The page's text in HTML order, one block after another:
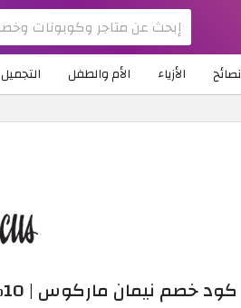
نصائح الأزياء الأم والطفل التجميل
كود خصم نيمان ماركوس | 10٪ على أول طلب عبر موقع Neiman Marcus